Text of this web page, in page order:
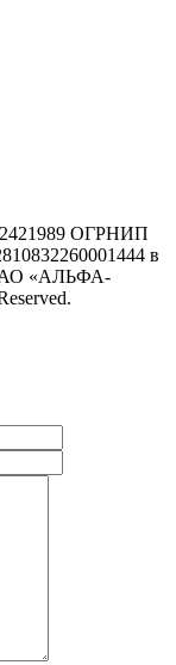
ОГРНИП
в
«АЛЬФА-